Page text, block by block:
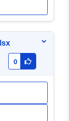
0